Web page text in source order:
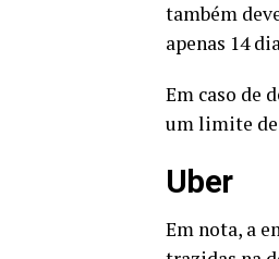
também
apenas 14
Em caso de
um limite de
Uber
Em nota, a